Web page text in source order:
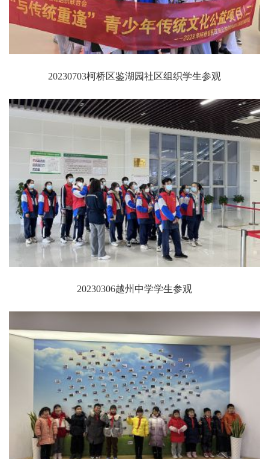
20230703柯桥区鉴湖园社区组织学生参观
20230306越州中学学生参观